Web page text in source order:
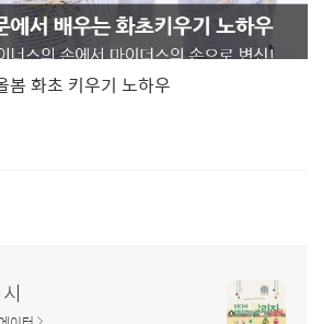
봄 화초 키우기 노하우